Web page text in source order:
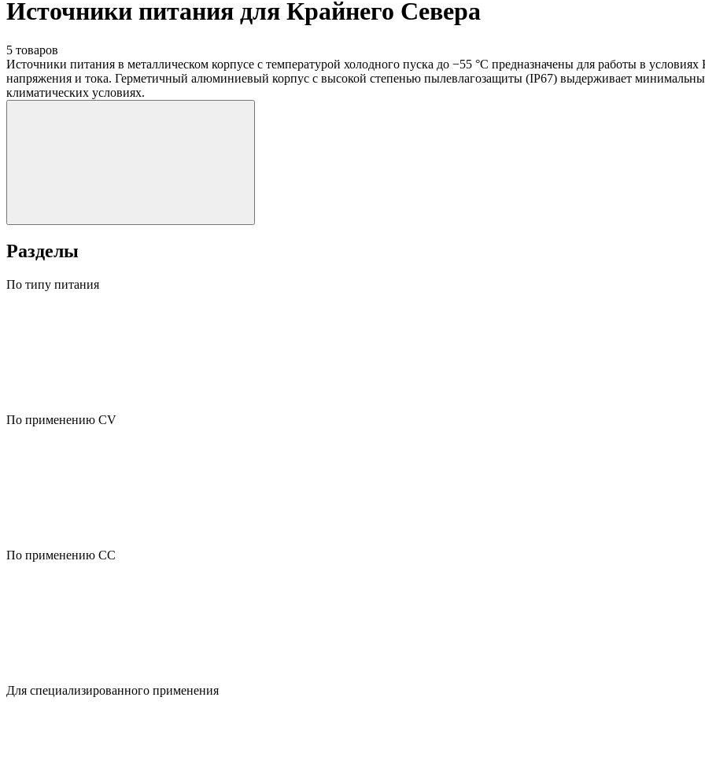
Источники питания для Крайнего Севера
5 товаров
Источники питания в металлическом корпусе с температурой холодного пуска до −55 °С предназначены для работы в
напряжения и тока. Герметичный алюминиевый корпус с высокой степенью пылевлагозащиты (IP67) выдерживает
климатических условиях.
Разделы
По типу питания
По применению CV
По применению CC
Для специализированного применения